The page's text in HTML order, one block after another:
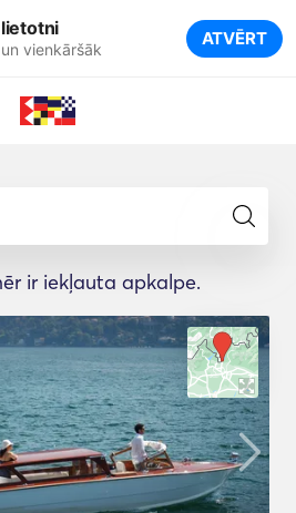
vienkāršāk ATVĒRT
ir iekļauta apkalpe.